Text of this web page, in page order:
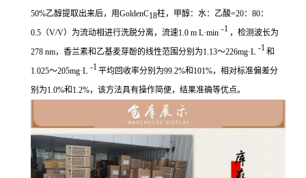
50%乙醇提取出来后，用GoldenC18柱，甲醇：水：乙酸=20：80：
0.5（V/V）为流动相进行洗脱分离，流速1.0 m L·min -1 ，检测波长为
278 nm，香兰素和乙基麦芽酚的线性范围分别为1.13～226mg·L -1 和
1.025～205mg·L -1 平均回收率分别为99.2%和101%，相对标准偏差分
别为1.0%和1.2%，该方法具有操作简便，结果准确等优点。